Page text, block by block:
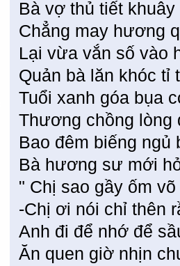
Bà vợ thủ tiết
Chẳng may hương
Lại vừa vắn số vào
Quản bà lăn khóc tỉ
Tuổi xanh góa bụa
Thương chồng lòng
Bao đêm biếng ngủ
Bà hương sư mới
" Chị sao gầy ốm
-Chị ơi nói chỉ thên
Anh đi để nhớ để
Ăn quen giờ nhịn